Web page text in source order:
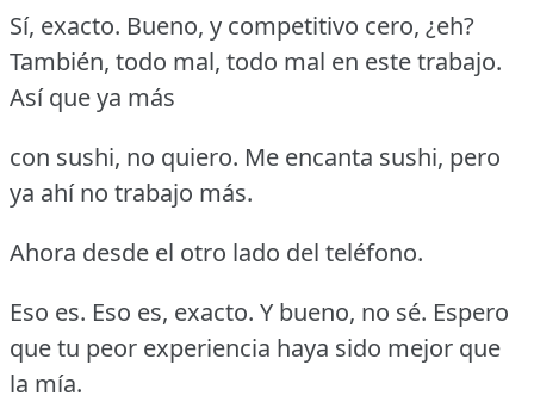
Sí, exacto. Bueno, y competitivo cero, ¿eh?
También, todo mal, todo mal en este trabajo.
Así que ya más
con sushi, no quiero. Me encanta sushi, pero
ya ahí no trabajo más.
Ahora desde el otro lado del teléfono.
Eso es. Eso es, exacto. Y bueno, no sé. Espero
que tu peor experiencia haya sido mejor que
la mía.